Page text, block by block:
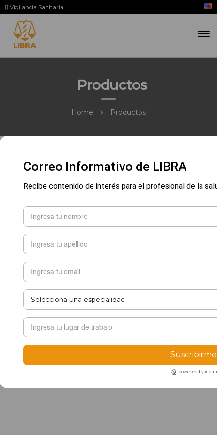
Vigilancia Sanitaria
Productos
Home Productos
Correo Informativo de LIBRA
Recibe contenido de interés para el profesional de la
Suscribirme
powered by